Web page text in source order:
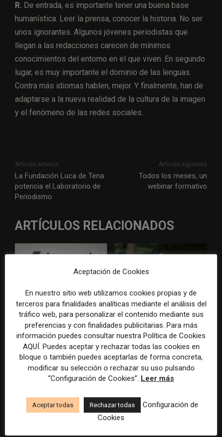
R. De entrada, es importante tener una buena base
humanística. Leer la prensa, conocer la historia. No ser
unos ignorantes. Algunos jóvenes periodistas que
llegan a las redacciones carecen de mínimos
conocimientos del entorno en el que viven. En segundo
lugar, es muy importante el dominio de las lenguas.
Contra más idiomas hablen, mejor. Y finalmente, han de
adaptarse a la nueva realidad de la cultura de la imagen
y el fenómeno de las redes sociales.
Artículo anterior
La Fundación Luca de Tena
potencia el Laboratorio de
Periodismo
Artículo siguiente
Todos los meses, un
webinar formativo
ARTÍCULOS RELACIONADOS
Franco Piccato: “El
diferencial de quienes sigan
siendo relevantes no va a ser
solo la rapidez o la eficiencia,
sino la confianza que logren...
Karen De la Hoz: “En La Silla
solo para hacer más
eficientes los procesos
internos, sino para explorar...
Aceptación de Cookies
En nuestro sitio web utilizamos cookies propias y de
terceros para finalidades analíticas mediante el análisis del
tráfico web, para personalizar el contenido mediante sus
preferencias y con finalidades publicitarias. Para más
información puedes consultar nuestra Política de Cookies
AQUÍ. Puedes aceptar y rechazar todas las cookies en
bloque o también puedes aceptarlas de forma concreta,
modificar su selección o rechazar su uso pulsando
“Configuración de Cookies”. Leer más
Aceptar todas Rechazar todas
Configuración de
Cookies